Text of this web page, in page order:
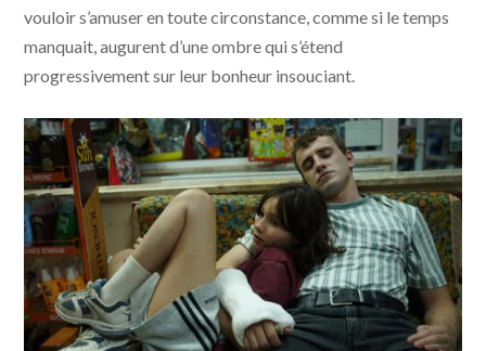
vouloir s’amuser en toute circonstance, comme si le temps
manquait, augurent d’une ombre qui s’étend
progressivement sur leur bonheur insouciant.